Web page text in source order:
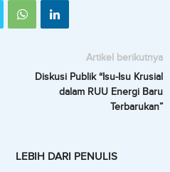
Artikel berikutnya
Diskusi Publik “Isu-Isu Krusial
dalam RUU Energi Baru
Terbarukan”
LEBIH DARI PENULIS